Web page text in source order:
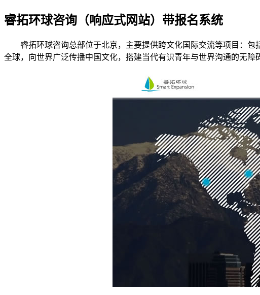
睿拓环球咨询（响应式网站）带报名系统
睿拓环球咨询总部位于北京，主要提供跨文化国际交流等项目：包
全球，向世界广泛传播中国文化，搭建当代有识青年与世界沟通的无障